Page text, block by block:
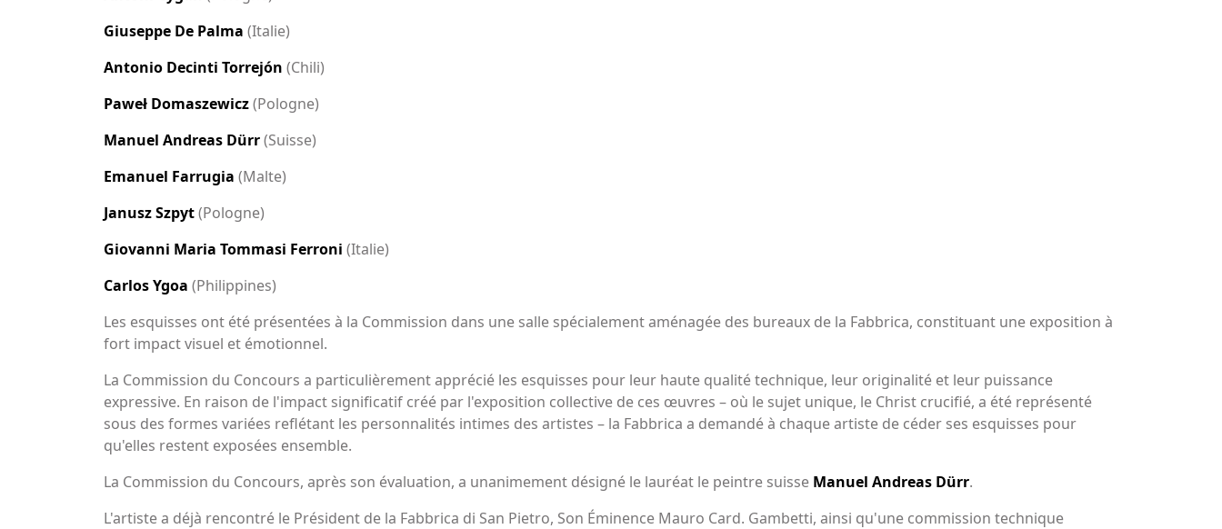
Giuseppe De Palma (Italie)
Antonio Decinti Torrejón (Chili)
Paweł Domaszewicz(Pologne)
Manuel Andreas Dürr(Suisse)
Emanuel Farrugia (Malte)
Janusz Szpyt(Pologne)
Giovanni Maria Tommasi Ferroni (Italie)
Carlos Ygoa (Philippines)
Les esquisses ont été présentées à la Commission dans une salle spécialement aménagée des bureaux de la Fabbrica, constituant une exposition à
fort impact visuel et émotionnel.
La Commission du Concours a particulièrement apprécié les esquisses pour leur haute qualité technique, leur originalité et leur puissance
expressive. En raison de l'impact significatif créé par l'exposition collective de ces œuvres – où le sujet unique, le Christ crucifié, a été représenté
sous des formes variées reflétant les personnalités intimes des artistes – la Fabbrica a demandé à chaque artiste de céder ses esquisses pour
qu'elles restent exposées ensemble.
La Commission du Concours, après son évaluation, a unanimement désigné le lauréat le peintre suisse Manuel Andreas Dürr.
L'artiste a déjà rencontré le Président de la Fabbrica di San Pietro, Son Éminence Mauro Card. Gambetti, ainsi qu'une commission technique